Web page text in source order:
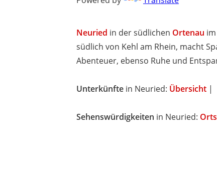
Neuried in der südlichen Ortenau
südlich von Kehl am Rhein, macht
Abenteuer, ebenso Ruhe und
Unterkünfte in Neuried: Übersicht |
Sehenswürdigkeiten in Neuried: